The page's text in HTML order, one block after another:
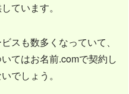
ています。
スも数多くなっていて、
てはお名前.comで契約し
でしょう。